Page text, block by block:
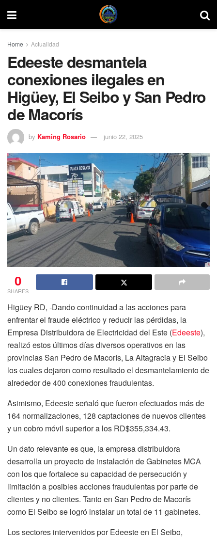
Home Actualidad
Edeeste desmantela
conexiones ilegales en
Higüey, El Seibo y San Pedro
de Macorís
by Kaming Rosario junio 22, 2025
0
SHARES
Higüey RD, -Dando continuidad a las acciones para
enfrentar el fraude eléctrico y reducir las pérdidas, la
Empresa Distribuidora de Electricidad del Este (Edeeste),
realizó estos últimos días diversos operativos en las
provincias San Pedro de Macorís, La Altagracia y El Seibo
los cuales dejaron como resultado el desmantelamiento de
alrededor de 400 conexiones fraudulentas.
Asimismo, Edeeste señaló que fueron efectuados más de
164 normalizaciones, 128 captaciones de nuevos clientes
y un cobro móvil superior a los RD$355,334.43.
Un dato relevante es que, la empresa distribuidora
desarrolla un proyecto de instalación de Gabinetes MCA
con los que fortalece su capacidad de persecución y
limitación a posibles acciones fraudulentas por parte de
clientes y no clientes. Tanto en San Pedro de Macorís
como El Seibo se logró instalar un total de 11 gabinetes.
Los sectores intervenidos por Edeeste en El Seibo,